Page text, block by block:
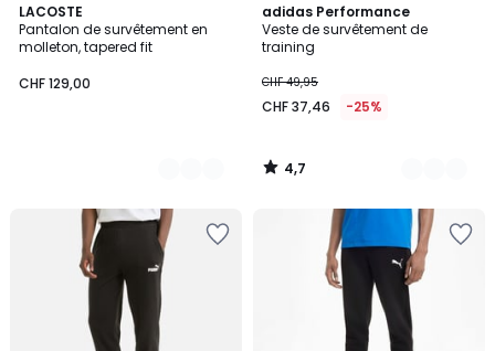
LACOSTE
Pantalon de survêtement en
molleton, tapered fit
CHF 129,00
2
Couleurs
adidas Performance
Veste de survêtement de
training
CHF 49,95
CHF 37,46 -25%
4,7
/ 5
2
Couleurs
4,7
/